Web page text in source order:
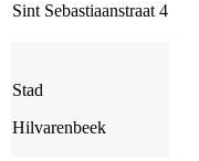
Sint Sebastiaanstraat 4
Stad
Hilvarenbeek